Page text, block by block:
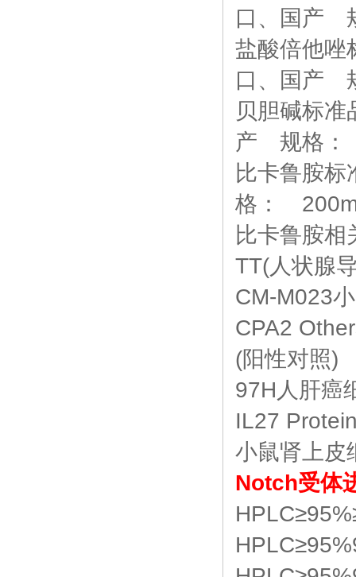
口、国产
盐酸倍他
口、国产
贝胆碱标
产 规格
比卡鲁胺
格：
比卡鲁胺
TT(人状腺
CM-M023
CPA2
(阳性对照)
97H人肝癌
IL27
小鼠肾上皮
Notch受体